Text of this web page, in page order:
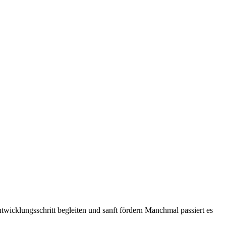
begleiten und sanft fördern Manchmal passiert es